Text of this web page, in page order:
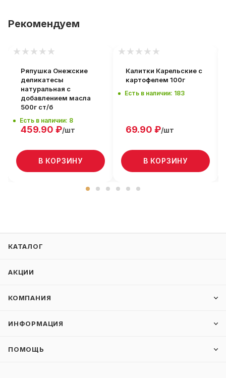
Рекомендуем
Ряпушка Онежские
деликатесы
натуральная с
добавлением масла
500г ст/б
Есть в наличии: 8
459.90 ₽/шт
В КОРЗИНУ
Калитки Карельские с
картофелем 100г
Есть в наличии: 183
69.90 ₽/шт
В КОРЗИНУ
КАТАЛОГ
АКЦИИ
КОМПАНИЯ
ИНФОРМАЦИЯ
ПОМОЩЬ